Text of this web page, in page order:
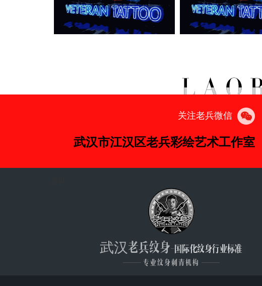
关注老兵微信
武汉市江汉区老兵彩绘艺术工作室
武汉老兵纹身-国际化纹身行业标准
——— 专业纹身刺青机构 ———